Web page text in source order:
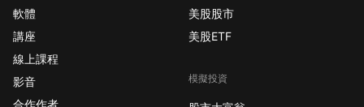
軟體
講座
線上課程
影音
合作作者
美股股市
美股ETF
模擬投資